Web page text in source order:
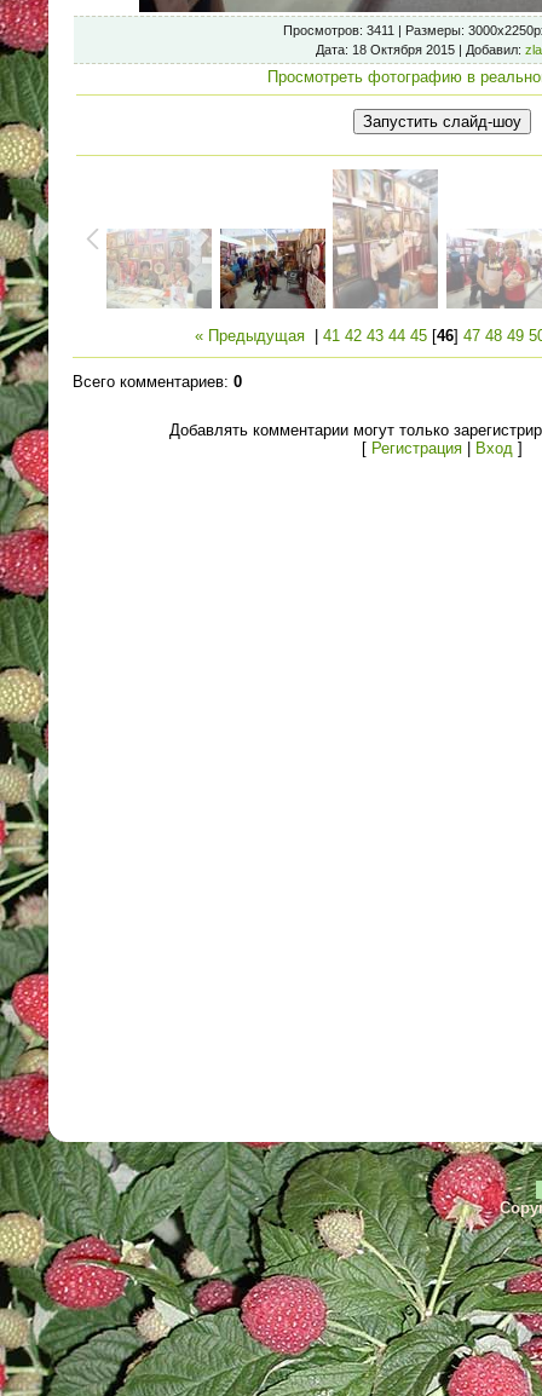
Просмотров: 3411 | Размеры:
Дата: 18 Октября 2015 | Добавил:
Просмотреть фотографию в
« Предыдущая 41 42 43 44 45 [46] 47 48 49
Всего комментариев: 0
Добавлять комментарии могут только
[ Регистрация| Вход ]